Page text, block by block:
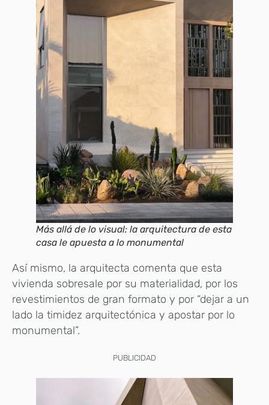
Más allá de lo visual: la arquitectura de esta
casa le apuesta a lo monumental
Así mismo, la arquitecta comenta que esta
vivienda sobresale por su materialidad, por los
revestimientos de gran formato y por “dejar a un
lado la timidez arquitectónica y apostar por lo
monumental”.
PUBLICIDAD